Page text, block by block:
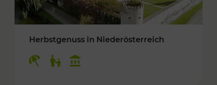
Herbstgenuss in Niederösterreich